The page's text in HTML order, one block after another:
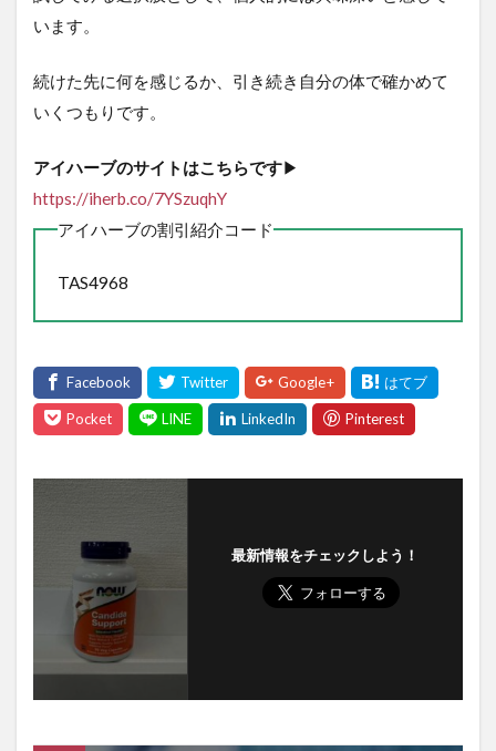
います。
続けた先に何を感じるか、引き続き自分の体で確かめて
いくつもりです。
アイハーブのサイトはこちらです▶
https://iherb.co/7YSzuqhY
アイハーブの割引紹介コード
TAS4968
最新情報をチェックしよう！